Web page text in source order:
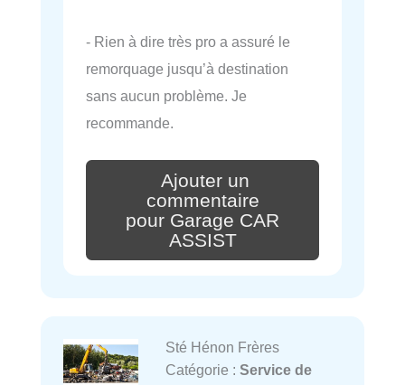
- Rien à dire très pro a assuré le
remorquage jusqu’à destination
sans aucun problème. Je
recommande.
Ajouter un
commentaire
pour Garage CAR
ASSIST
Sté Hénon Frères
Catégorie : Service de